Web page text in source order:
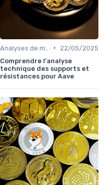
•
22/05/2025
Comprendre l'analyse
technique des supports et
résistances pour Aave